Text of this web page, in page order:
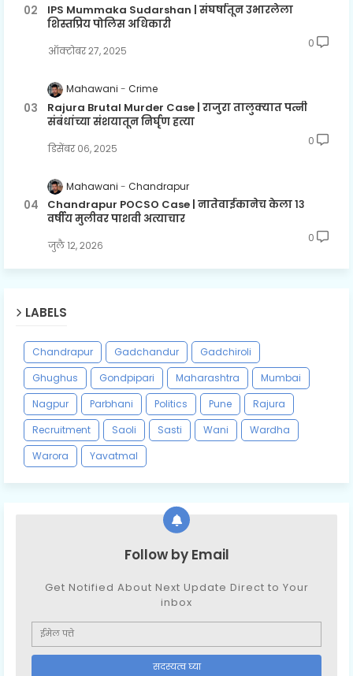
IPS Mummaka Sudarshan | संघर्षातून उभारलेला
शिस्तप्रिय पोलिस अधिकारी
ऑक्टोबर २७, २०२५
0
Mahawani Crime
Rajura Brutal Murder Case | राजुरा तालुक्यात पत्नी
संबंधांच्या संशयातून निर्घृण हत्या
डिसेंबर ०६, २०२५
0
Mahawani Chandrapur
Chandrapur POCSO Case | नातेवाईकानेच केला १३
वर्षीय मुलीवर पाशवी अत्याचार
जुलै १२, २०२६
0
LABELS
Chandrapur Gadchandur
Gadchiroli
Ghughus
Gondpipari Maharashtra
Mumbai
Nagpur
Parbhani Politics Pune
Rajura
Recruitment
Saoli Sasti Wani
Wardha
Warora
Yavatmal
Follow by Email
Get Notified About Next Update Direct to Your
inbox